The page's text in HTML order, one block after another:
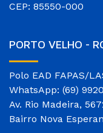
CEP: 85550-000
PORTO VELHO -
Polo EAD FAPAS/
WhatsApp: (69)
Av. Rio Madeira,
Bairro Nova